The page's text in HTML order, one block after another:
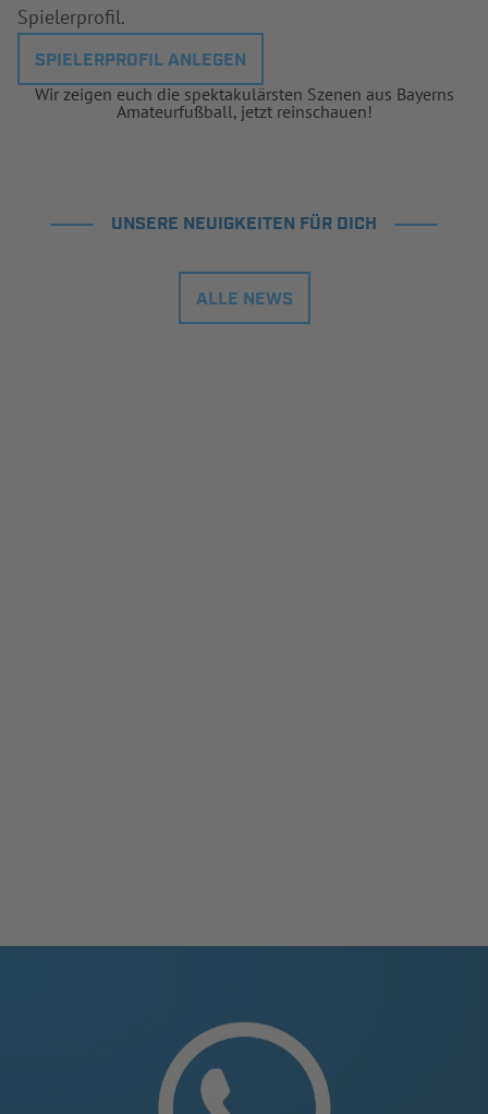
Spielerprofil.
SPIELERPROFIL ANLEGEN
Wir zeigen euch die spektakulärsten Szenen aus Bayerns
Amateurfußball, jetzt reinschauen!
UNSERE NEUIGKEITEN FÜR DICH
ALLE NEWS